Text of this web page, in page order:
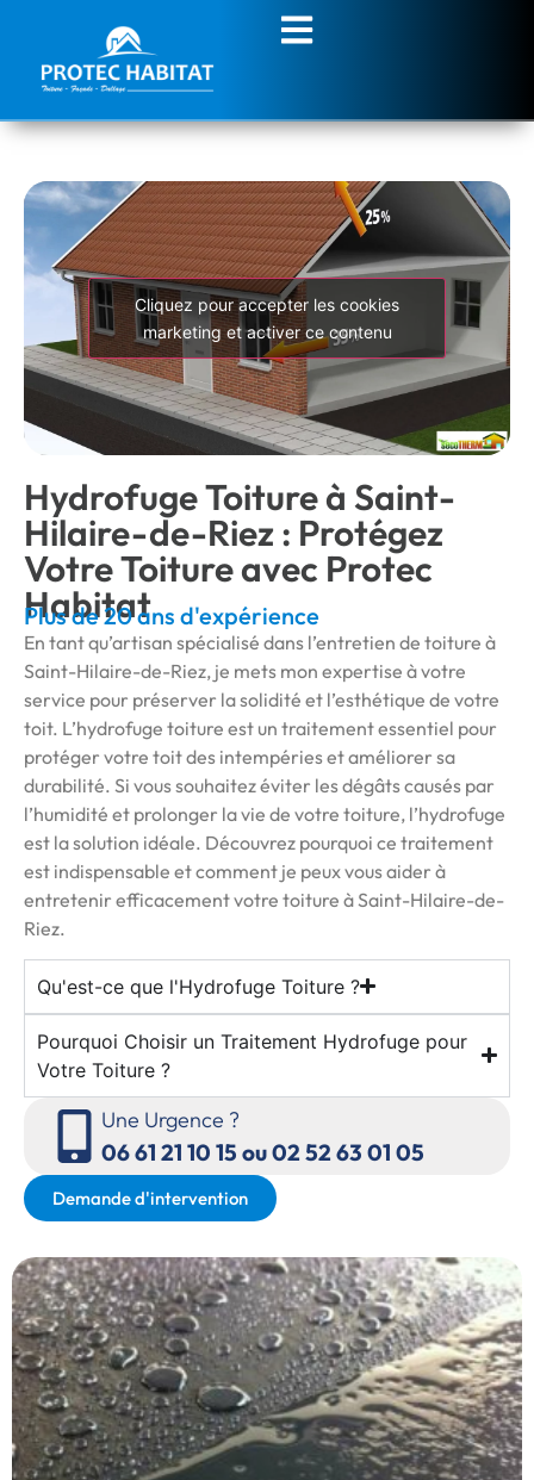
Cliquez pour accepter les cookies
marketing et activer ce contenu
Hydrofuge Toiture à Saint-
Hilaire-de-Riez : Protégez
Votre Toiture avec Protec
Habitat
Plus de 20 ans d'expérience
En tant qu’artisan spécialisé dans l’entretien de toiture à
Saint-Hilaire-de-Riez, je mets mon expertise à votre
service pour préserver la solidité et l’esthétique de votre
toit. L’hydrofuge toiture est un traitement essentiel pour
protéger votre toit des intempéries et améliorer sa
durabilité. Si vous souhaitez éviter les dégâts causés par
l’humidité et prolonger la vie de votre toiture, l’hydrofuge
est la solution idéale. Découvrez pourquoi ce traitement
est indispensable et comment je peux vous aider à
entretenir efficacement votre toiture à Saint-Hilaire-de-
Riez.
Qu'est-ce que l'Hydrofuge Toiture ?
Pourquoi Choisir un Traitement Hydrofuge pour
Votre Toiture ?
Une Urgence ?
06 61 21 10 15 ou 02 52 63 01 05
Demande d'intervention